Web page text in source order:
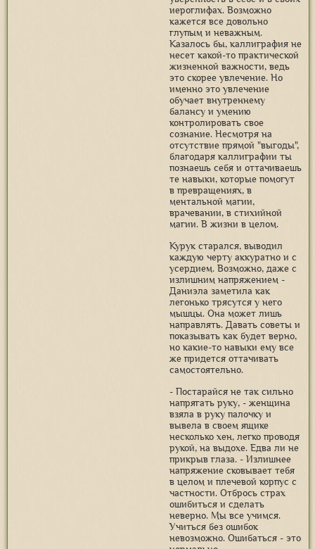
иероглифах. Возможно
кажется все довольно
глупым и неважным.
Казалось бы, каллиграфия не
несет какой-то практической
жизненной важности, ведь
это скорее увлечение. Но
именно это увлечение
обучает внутреннему
балансу и умению
контролировать свое
сознание. Несмотря на
отсутствие прямой "выгоды",
благодаря каллиграфии ты
познаешь себя и оттачиваешь
те навыки, которые помогут
в превращениях, в
ментальной магии,
врачевании, в стихийной
магии. В жизни в целом.
Курук старался, выводил
каждую черту аккуратно и с
усердием. Возможно, даже с
излишним напряжением -
Даниэла заметила как
легонько трясутся у него
мышцы. Она может лишь
направлять. Давать советы и
показывать как будет верно,
но какие-то навыки ему все
же придется оттачивать
самостоятельно.
- Постарайся не так сильно
напрягать руку, - женщина
взяла в руку палочку и
вывела в своем ящике
несколько хен, легко проводя
рукой, на выдохе. Едва ли не
прикрыв глаза. - Излишнее
напряжение сковывает тебя
в целом и плечевой корпус с
частности. Отбрось страх
ошибиться и сделать
неверно. Мы все учимся.
Учиться без ошибок
невозможно. Ошибаться - это